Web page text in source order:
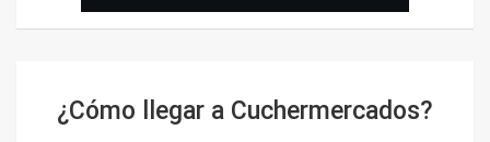
¿Cómo llegar a Cuchermercados?